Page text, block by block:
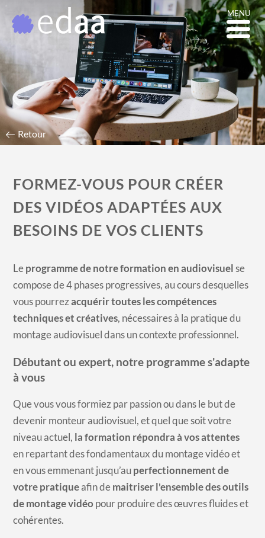
MENU
PROGRAMME DE LA
FORMATION MONTAGE
VIDÉO
Retour
FORMEZ-VOUS POUR CRÉER
DES VIDÉOS ADAPTÉES AUX
BESOINS DE VOS CLIENTS
Le programme de notreformation en audiovisuel se
compose de 4 phases progressives, au cours desquelles
vous pourrezacquérir toutes les compétences
techniques et créatives, nécessaires à la pratique du
montage audiovisuel dans un contexte professionnel.
Débutant ou expert, notre programme s'adapte
à vous
Que vous vous formiez par passion ou dans le but de
devenir monteur audiovisuel , et quel que soit votre
niveau actuel, la formation répondra à vos attentes
en repartant des fondamentaux du montage vidéo et
en vous emmenant jusqu’au perfectionnement de
votre pratiqueafin de maitriser l'ensemble des outils
de montage vidéo pour produire des œuvres fluides et
cohérentes.